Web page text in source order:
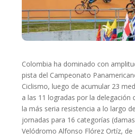
Colombia ha dominado con
pista del Campeonato
Ciclismo, luego de acumular 23
a las 11 logradas por la delegación
la más seria resistencia a lo largo
jornadas para 16 categorías
Velódromo Alfonso Flórez Ortíz, de